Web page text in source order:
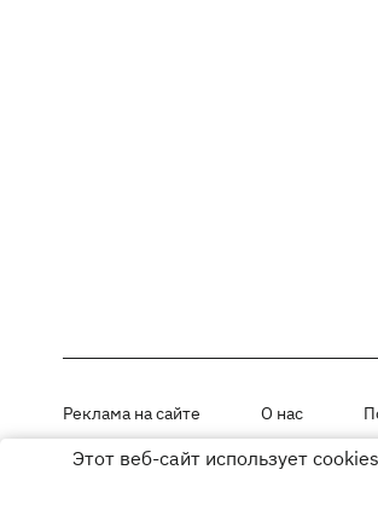
Реклама на сайте О нас
Материалы под рубриками «Новости
Этот веб-сайт использует